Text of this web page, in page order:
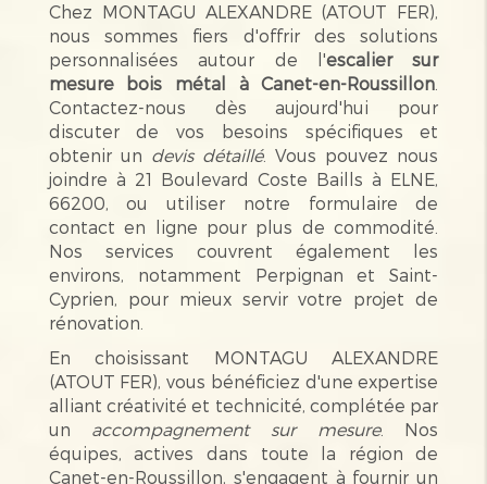
Chez MONTAGU ALEXANDRE (ATOUT FER),
nous sommes fiers d'offrir des solutions
personnalisées autour de l'escalier sur
mesure bois métal à Canet-en-Roussillon
Contactez-nous dès aujourd'hui pour
discuter de vos besoins spécifiques et
obtenir un devis détaillé. Vous pouvez nous
joindre à 21 Boulevard Coste Baills à ELNE,
66200, ou utiliser notre formulaire de
contact en ligne pour plus de commodité.
Nos services couvrent également les
environs, notamment Perpignan et Saint-
Cyprien, pour mieux servir votre projet de
rénovation.
En choisissant MONTAGU ALEXANDRE
(ATOUT FER), vous bénéficiez d'une expertise
alliant créativité et technicité, complétée par
un accompagnement sur mesure. Nos
équipes, actives dans toute la région de
Canet-en-Roussillon, s'engagent à fournir un